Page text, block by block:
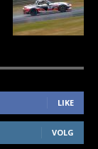
LIKE
VOLG